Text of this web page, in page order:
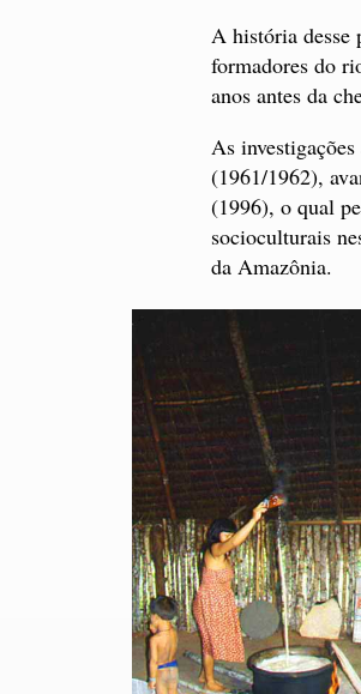
A história desse
formadores do
anos antes da
As
(1961/1962),
(1996), o qual
socioculturais
da Amazônia.